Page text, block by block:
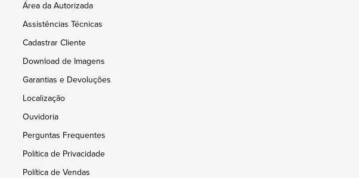
Área da Autorizada
Assistências Técnicas
Cadastrar Cliente
Download de Imagens
Garantias e Devoluções
Localização
Ouvidoria
Perguntas Frequentes
Política de Privacidade
Política de Vendas